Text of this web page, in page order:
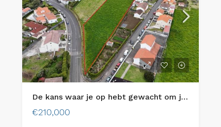
De kans waar je op hebt gewacht om je droomhuis te bouwen op Faial Island!
€210,000